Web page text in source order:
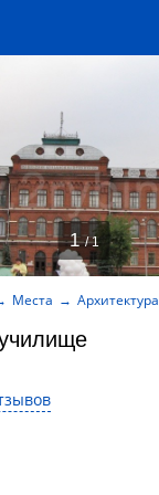
Места Архитектура
1 / 1